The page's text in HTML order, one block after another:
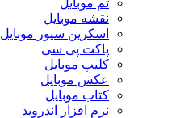
تم موبایل
نقشه موبایل
اسکرین سیور موبایل
پاکت پی سی
کلیپ موبایل
عکس موبایل
کتاب موبایل
نرم افزار اندروید